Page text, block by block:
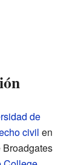
de
civil en
Broadgates